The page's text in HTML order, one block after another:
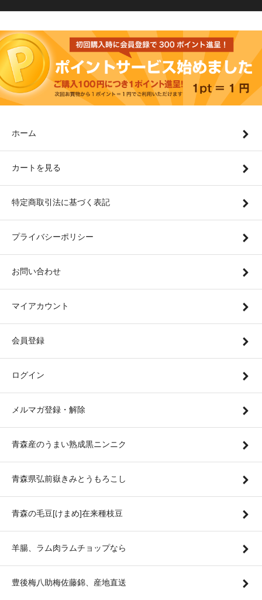
ホーム
カートを見る
特定商取引法に基づく表記
プライバシーポリシー
お問い合わせ
マイアカウント
会員登録
ログイン
メルマガ登録・解除
青森産のうまい熟成黒ニンニク
青森県弘前嶽きみとうもろこし
青森の毛豆[けまめ]在来種枝豆
羊腸、ラム肉ラムチョップなら
豊後梅八助梅佐藤錦、産地直送